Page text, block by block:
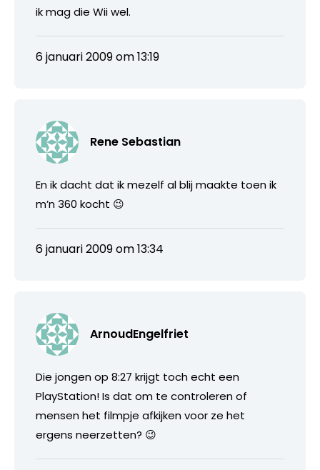
ik mag die Wii wel.
6 januari 2009 om 13:19
Rene Sebastian
En ik dacht dat ik mezelf al blij maakte toen ik
m’n 360 kocht 😉
6 januari 2009 om 13:34
ArnoudEngelfriet
Die jongen op 8:27 krijgt toch echt een
PlayStation! Is dat om te controleren of
mensen het filmpje afkijken voor ze het
ergens neerzetten? 😉